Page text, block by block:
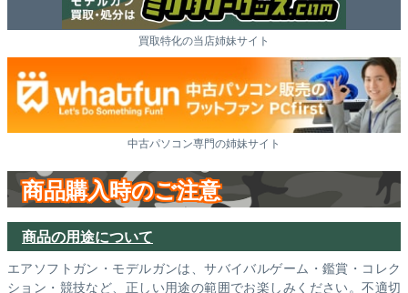
買取特化の当店姉妹サイト
中古パソコン専門の姉妹サイト
商品購入時のご注意
商品の用途について
エアソフトガン・モデルガンは、サバイバルゲーム・鑑賞・コレク
ション・競技など、正しい用途の範囲でお楽しみください。不適切